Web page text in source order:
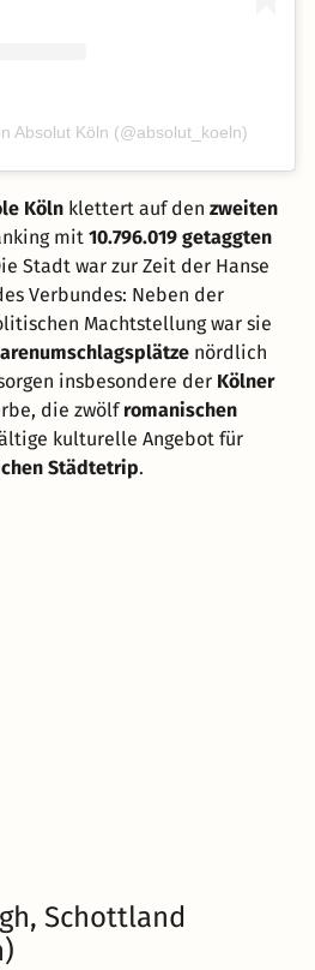
Absolut Köln (@absolut_koeln)
Köln klettert auf den zweiten
mit 10.796.019 getaggten
Stadt war zur Zeit der Hanse
Verbundes: Neben der
Machtstellung war sie
nördlich
insbesondere der Kölner
die zwölfromanischen
kulturelle Angebot für
Städtetrip.
Schottland